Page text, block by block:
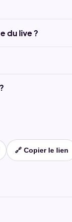
du live ?
🔗 Copier le lien